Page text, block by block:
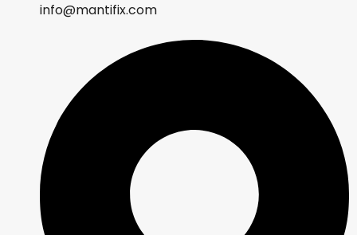
info@mantifix.com